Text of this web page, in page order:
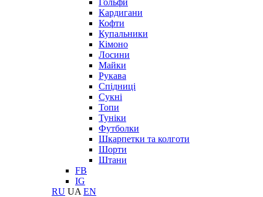
Гольфи
Кардигани
Кофти
Купальники
Кімоно
Лосини
Майки
Рукава
Спідниці
Сукні
Топи
Туніки
Футболки
Шкарпетки та колготи
Шорти
Штани
FB
IG
RU UA EN